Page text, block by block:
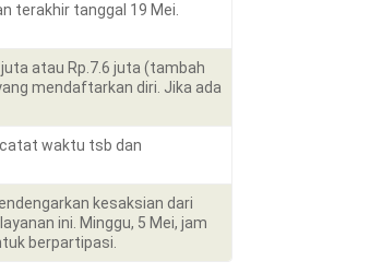
terakhir tanggal 19 Mei.
atau Rp.7.6 juta (tambah
mendaftarkan diri. Jika ada
waktu tsb dan
kesaksian dari
ini. Minggu, 5 Mei, jam
berpartipasi.